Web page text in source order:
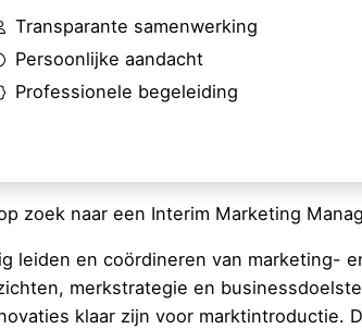
Transparante samenwerking
Persoonlijke aandacht
Professionele begeleiding
zoek naar een Interim Marketing
leiden en coördineren van marketing-
merkstrategie en
klaar zijn voor marktintroductie.